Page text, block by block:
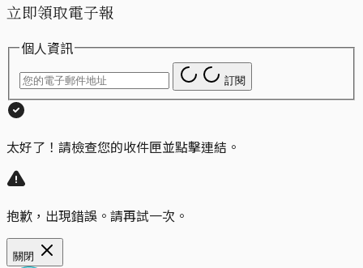
立即領取電子報
個人資訊
訂閱
太好了！請檢查您的收件匣並點擊連結。
抱歉，出現錯誤。請再試一次。
關閉